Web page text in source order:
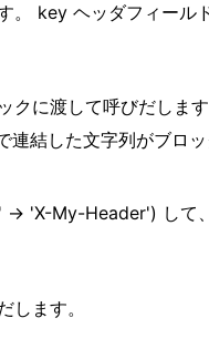
。 key ヘッダフィール
に渡して呼びだします
結した文字列がブロッ
'X-My-Header') して
ます。